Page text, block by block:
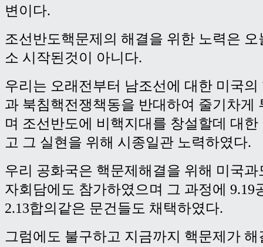
변이다.
조선반도핵문제의 해결을 위한 노력은
소 시작된것이 아니다.
우리는 오래전부터 남조선에 대한 미국
과 북침핵전쟁책동을 반대하여 줄기차게
며 조선반도에 비핵지대를 창설할데 대
고 그 실현을 위해 시종일관 노력하였다.
우리 공화국은 핵문제해결을 위해 미국과
자회담에도 참가하였으며 그 과정에 9.19
2.13합의같은 문건들도 채택하였다.
그럼에도 불구하고 지금까지 핵문제가